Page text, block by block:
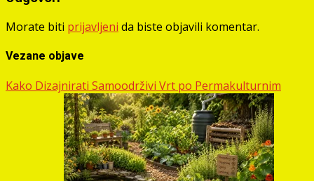
Morate biti prijavljeni da biste objavili komentar.
Vezane objave
Kako Dizajnirati Samoodrživi Vrt po Permakulturnim